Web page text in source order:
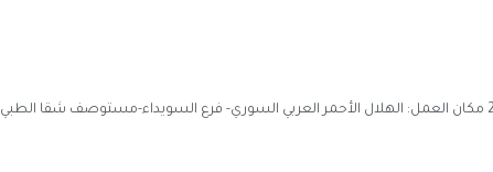
المسمى الوظيفي: طبيب/ة نسائية-مستوصف شقا-23 مكان العمل: الهلال الأحمر العربي السوري- فرع السويداء-مستوصف شقا الطبي